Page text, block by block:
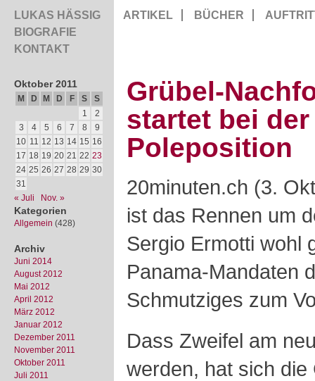
LUKAS HÄSSIG
BIOGRAFIE
KONTAKT
ARTIKEL BÜCHER
Oktober 2011
M D M D F S
S
1
2
3
4 5 6 7 8
9
10 11 12 13 14 15 16
17 18 19 20 21 22 23
24 25 26 27 28 29 30
31
« Juli
Nov. »
Kategorien
Allgemein (428)
Archiv
Juni 2014
August 2012
Mai 2012
April 2012
März 2012
Januar 2012
Dezember 2011
November 2011
Oktober 2011
Juli 2011
Grübel-
startet bei
Poleposition
20minuten.ch (3.
ist das Rennen um
Sergio Ermotti wohl
Panama-Mandaten
Schmutziges zum
Dass Zweifel am
werden, hat sich